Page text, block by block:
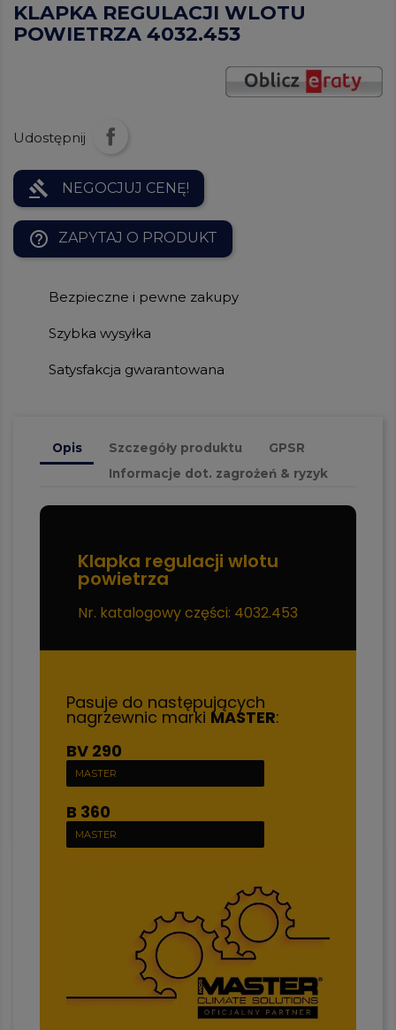
KLAPKA REGULACJI WLOTU
POWIETRZA 4032.453
Udostępnij
gavel NEGOCJUJ CENĘ!
help_outline ZAPYTAJ O PRODUKT
Bezpieczne i pewne zakupy
Szybka wysyłka
Satysfakcja gwarantowana
Opis Szczegóły produktu
GPSR
Informacje dot. zagrożeń & ryzyk
Klapka regulacji wlotu
powietrza
Nr. katalogowy części: 4032.453
Pasuje do następujących
nagrzewnic marki MASTER:
BV 290
MASTER
B 360
MASTER